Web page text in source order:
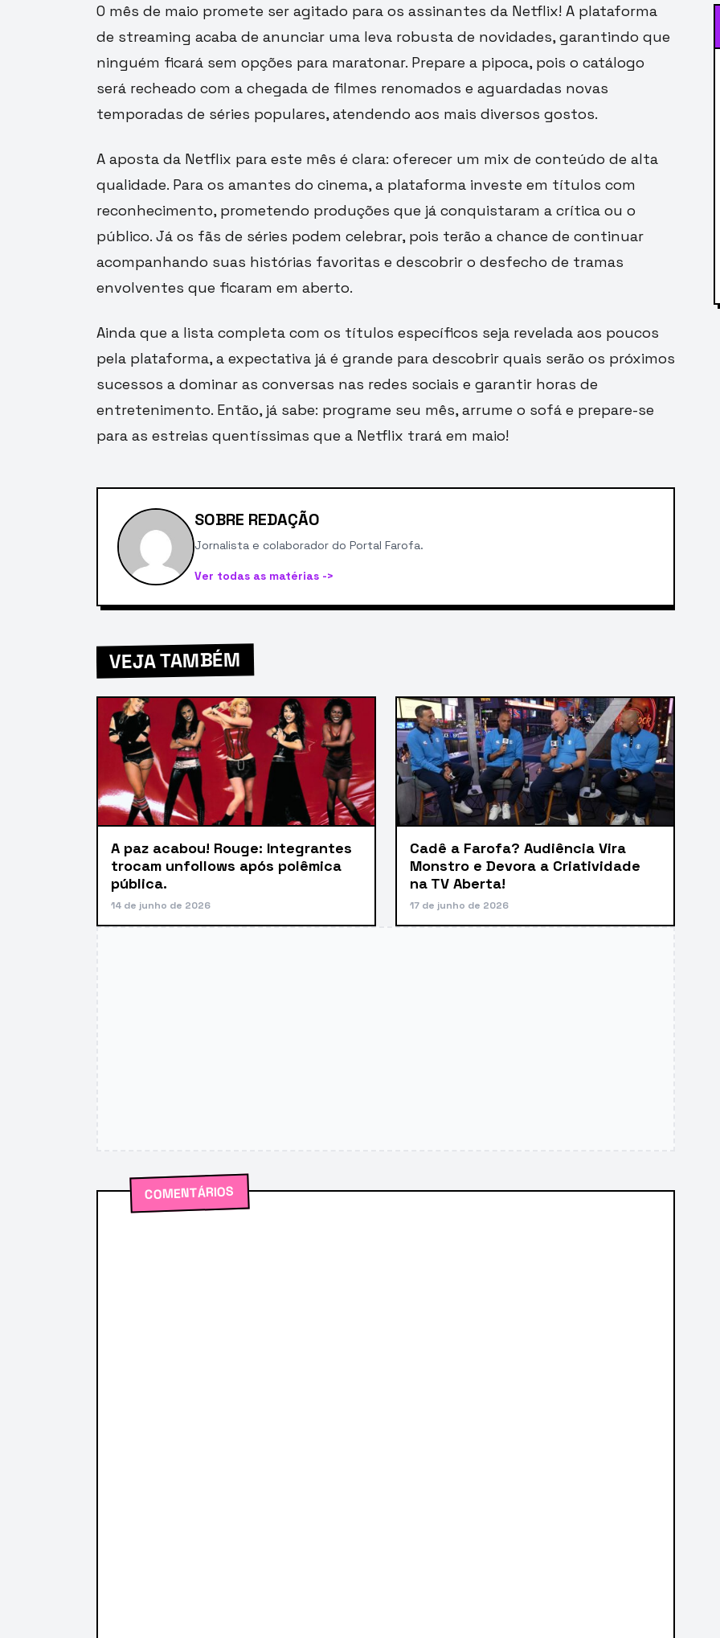
O mês de maio promete ser agitado para os assinantes da Netflix! A plataforma
de streaming acaba de anunciar uma leva robusta de novidades, garantindo que
ninguém ficará sem opções para maratonar. Prepare a pipoca, pois o catálogo
será recheado com a chegada de filmes renomados e aguardadas novas
temporadas de séries populares, atendendo aos mais diversos gostos.
A aposta da Netflix para este mês é clara: oferecer um mix de conteúdo de alta
qualidade. Para os amantes do cinema, a plataforma investe em títulos com
reconhecimento, prometendo produções que já conquistaram a crítica ou o
público. Já os fãs de séries podem celebrar, pois terão a chance de continuar
acompanhando suas histórias favoritas e descobrir o desfecho de tramas
envolventes que ficaram em aberto.
Ainda que a lista completa com os títulos específicos seja revelada aos poucos
pela plataforma, a expectativa já é grande para descobrir quais serão os próximos
sucessos a dominar as conversas nas redes sociais e garantir horas de
entretenimento. Então, já sabe: programe seu mês, arrume o sofá e prepare-se
para as estreias quentíssimas que a Netflix trará em maio!
SOBRE REDAÇÃO
Jornalista e colaborador do Portal Farofa.
Ver todas as matérias ->
VEJA TAMBÉM
A paz acabou! Rouge: Integrantes
trocam unfollows após polêmica
pública.
14 de junho de 2026
Cadê a Farofa? Audiência Vira
Monstro e Devora a Criatividade
na TV Aberta!
17 de junho de 2026
COMENTÁRIOS